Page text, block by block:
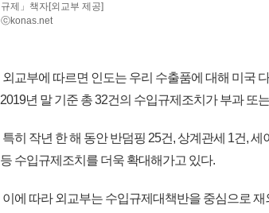
규제」책자[외교부 제공]
ⓒkonas.net
외교부에 따르면 인도는 우리 수출품에 대해 미국
2019년 말 기준 총 32건의 수입규제조치가 부과 또
특히 작년 한 해 동안 반덤핑 25건, 상계관세 1건,
등 수입규제조치를 더욱 확대해가고 있다.
이에 따라 외교부는 수입규제대책반을 중심으로